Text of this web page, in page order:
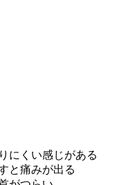
にくい感じがある
と痛みが出る